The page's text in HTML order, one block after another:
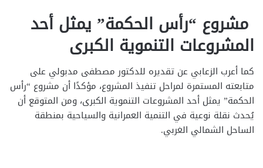
مشروع “رأس الحكمة” يمثل أحد
المشروعات التنموية الكبرى
كما أعرب الزعابي عن تقديره للدكتور مصطفى مدبولي على
متابعته المستمرة لمراحل تنفيذ المشروع، مؤكدًا أن مشروع “رأس
الحكمة” يمثل أحد المشروعات التنموية الكبرى، ومن المتوقع أن
يُحدث نقلة نوعية في التنمية العمرانية والسياحية بمنطقة
الساحل الشمالي الغربي.